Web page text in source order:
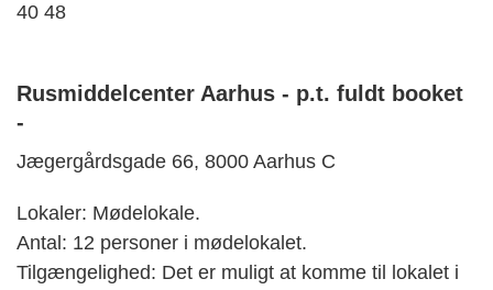
40 48
Rusmiddelcenter Aarhus - p.t. fuldt booket
-
Jægergårdsgade 66, 8000 Aarhus C
Lokaler: Mødelokale.
Antal: 12 personer i mødelokalet.
Tilgængelighed: Det er muligt at komme til lokalet i